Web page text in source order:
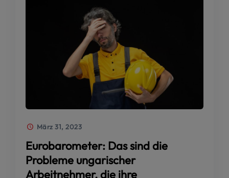
März 31, 2023
Eurobarometer: Das sind die
Probleme ungarischer
Arbeitnehmer, die ihre